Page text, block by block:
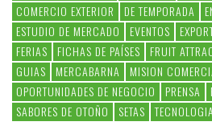
COMERCIO EXTERIOR
DE TEMPORADA
ESTUDIO DE MERCADO
EVENTOS
FERIAS
FICHAS DE PAÍSES FRUIT
GUIAS
MERCABARNA MISION
OPORTUNIDADES DE NEGOCIO
PRENSA
SABORES DE OTOÑO
SETAS TECNOLOGIA